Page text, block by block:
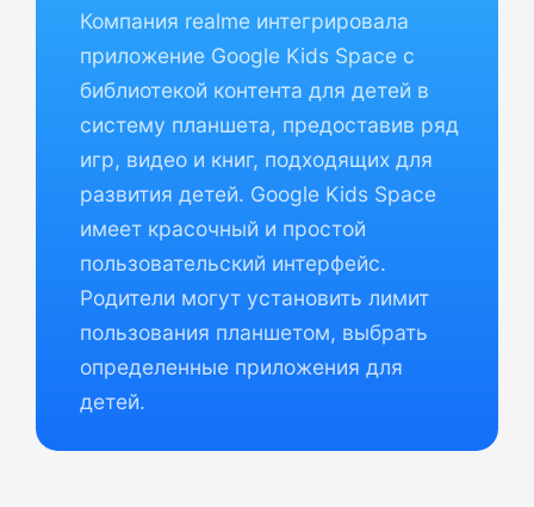
Компания realme интегрировала
приложение Google Kids Space с
библиотекой контента для детей в
систему планшета, предоставив ряд
игр, видео и книг, подходящих для
развития детей. Google Kids Space
имеет красочный и простой
пользовательский интерфейс.
Родители могут установить лимит
пользования планшетом, выбрать
определенные приложения для
детей.